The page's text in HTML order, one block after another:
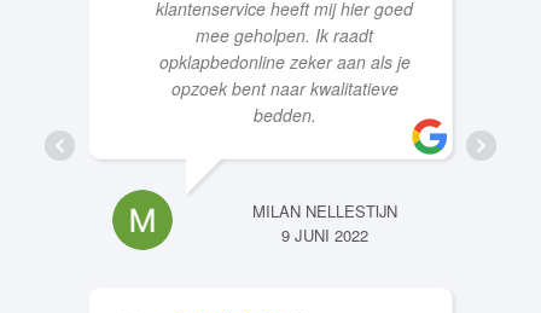
mee geholpen. Ik raadt
opklapbedonline zeker aan als je
opzoek bent naar kwalitatieve
bedden.
9 JUNI 2022